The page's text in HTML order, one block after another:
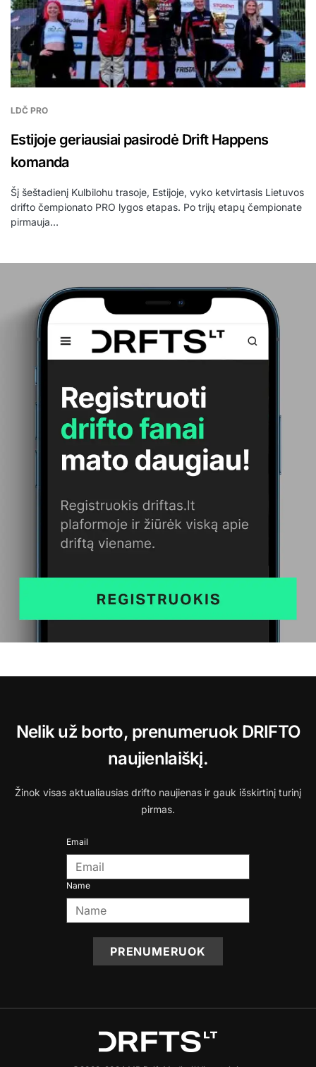
LDČ PRO
Estijoje geriausiai pasirodė Drift Happens
komanda
Šį šeštadienį Kulbilohu trasoje, Estijoje, vyko ketvirtasis Lietuvos
drifto čempionato PRO lygos etapas. Po trijų etapų čempionate
pirmauja…
Nelik už borto, prenumeruok DRIFTO
naujienlaiškį.
Žinok visas aktualiausias drifto naujienas ir gauk išskirtinį turinį
pirmas.
Email
Name
PRENUMERUOK